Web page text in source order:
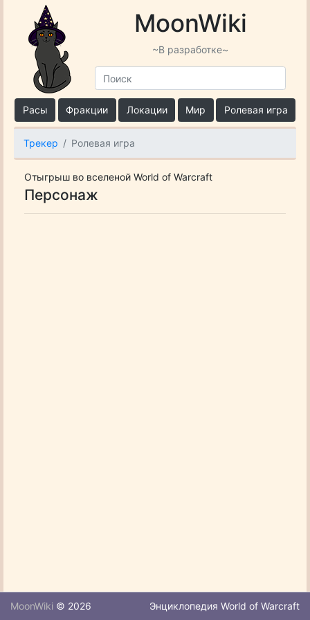
MoonWiki
~В разработке~
Расы Фракции Локации Мир Ролевая игра
Трекер Ролевая игра
Отыгрыш во вселеной World of Warcraft
Персонаж
MoonWiki © 2026 Энциклопедия World of Warcraft